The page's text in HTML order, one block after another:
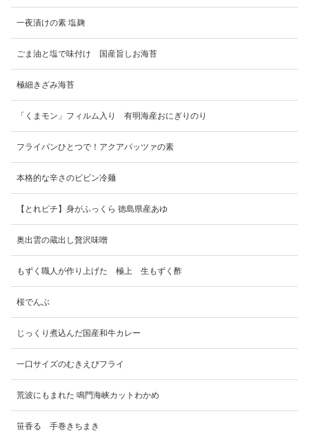
一夜漬けの素 塩麹
ごま油と塩で味付け 国産旨しお海苔
極細きざみ海苔
「くまモン」フィルム入り 有明海産おにぎりのり
フライパンひとつで！アクアパッツァの素
本格的な辛さのビビン冷麺
【とれピチ】身がふっくら 徳島県産あゆ
奥出雲の蔵出し贅沢味噌
もずく職人が作り上げた 極上 生もずく酢
桜でんぶ
じっくり煮込んだ国産和牛カレー
一口サイズのむきえびフライ
荒波にもまれた 鳴門海峡カットわかめ
笹香る 手巻きちまき